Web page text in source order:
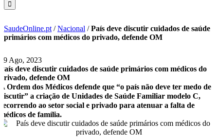
SaudeOnline.pt /Nacional /País deve discutir cuidados de saúde
primários com médicos do privado, defende OM
29 Ago, 2023
País deve discutir cuidados de saúde primários com médicos do
privado, defende OM
A Ordem dos Médicos defende que “o país não deve ter medo de
discutir” a criação de Unidades de Saúde Familiar modelo C,
recorrendo ao setor social e privado para atenuar a falta de
médicos de família.